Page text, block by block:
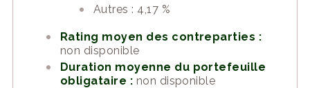
Autres : 4,17 %
Rating moyen des contreparties :
non disponible
Duration moyenne du portefeuille
obligataire : non disponible